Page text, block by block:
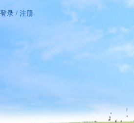
登录 / 注册